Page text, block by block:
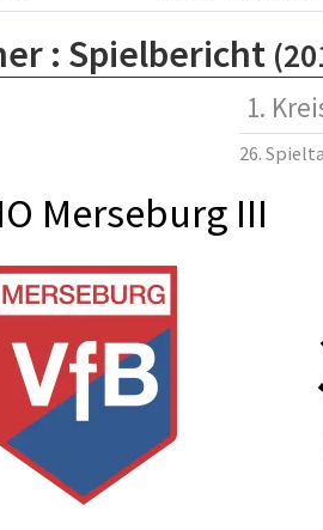
: Spielbericht
1.
26.
Merseburg III